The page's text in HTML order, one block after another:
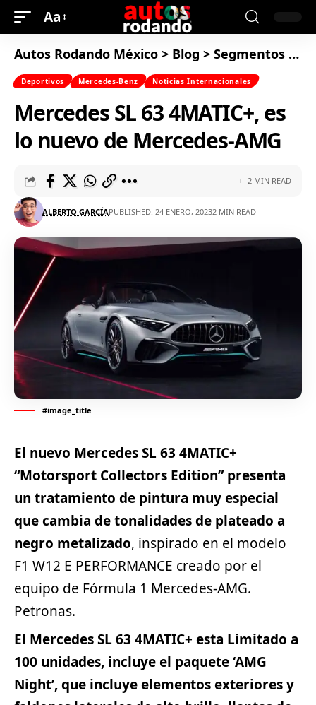
Aa
Autos Rodando México > Blog > Segmentos
Deportivos Mercedes-Benz Noticias Internacionales
Mercedes SL 63 4MATIC+, es
lo nuevo de Mercedes-AMG
ALBERTO GARCÍAPUBLISHED: 24 ENERO, 20232 MIN READ
2 MIN READ
#image_title
El nuevo Mercedes SL 63 4MATIC+
“Motorsport Collectors Edition” presenta
un tratamiento de pintura muy especial
que cambia de tonalidades de plateado a
negro metalizado, inspirado en el modelo
F1 W12 E PERFORMANCE creado por el
equipo de Fórmula 1 Mercedes-AMG.
Petronas.
El Mercedes SL 63 4MATIC+ esta Limitado a
100 unidades, incluye el paquete ‘AMG
Night’, que incluye elementos exteriores y